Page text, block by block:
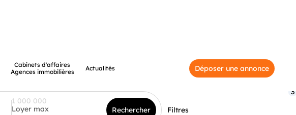
Cabinets d'affaires
Agences immobilières
Actualités Déposer une annonce
Loyer max Rechercher Filtres
3